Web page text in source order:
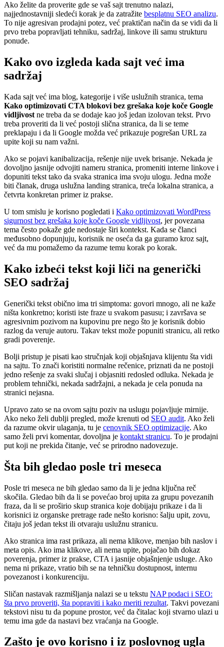
Ako želite da proverite gde se vaš sajt trenutno nalazi,
najjednostavniji sledeći korak je da zatražite besplatnu SEO analizu.
To nije agresivan prodajni potez, već praktičan način da se vidi da li
prvo treba popravljati tehniku, sadržaj, linkove ili samu strukturu
ponude.
Kako ovo izgleda kada sajt već ima
sadržaj
Kada sajt već ima blog, kategorije i više uslužnih stranica, tema
Kako optimizovati CTA blokovi bez grešaka koje koče Google
vidljivost ne treba da se dodaje kao još jedan izolovan tekst. Prvo
treba proveriti da li već postoji slična stranica, da li se teme
preklapaju i da li Google možda već prikazuje pogrešan URL za
upite koji su nam važni.
Ako se pojavi kanibalizacija, rešenje nije uvek brisanje. Nekada je
dovoljno jasnije odvojiti nameru stranica, promeniti interne linkove i
dopuniti tekst tako da svaka stranica ima svoju ulogu. Jedna može
biti članak, druga uslužna landing stranica, treća lokalna stranica, a
četvrta konkretan primer iz prakse.
U tom smislu je korisno pogledati i Kako optimizovati WordPress
sigurnost bez grešaka koje koče Google vidljivost, jer povezana
tema često pokaže gde nedostaje širi kontekst. Kada se članci
međusobno dopunjuju, korisnik ne oseća da ga guramo kroz sajt,
već da mu pomažemo da razume temu korak po korak.
Kako izbeći tekst koji liči na generički
SEO sadržaj
Generički tekst obično ima tri simptoma: govori mnogo, ali ne kaže
ništa konkretno; koristi iste fraze u svakom pasusu; i završava se
agresivnim pozivom na kupovinu pre nego što je korisnik dobio
razlog da veruje autoru. Takav tekst može popuniti stranicu, ali retko
gradi poverenje.
Bolji pristup je pisati kao stručnjak koji objašnjava klijentu šta vidi
na sajtu. To znači koristiti normalne rečenice, priznati da ne postoji
jedno rešenje za svaki slučaj i objasniti redosled odluka. Nekada je
problem tehnički, nekada sadržajni, a nekada je cela ponuda na
stranici nejasna.
Upravo zato se na ovom sajtu poziv na uslugu pojavljuje mirnije.
Ako neko želi dublji pregled, može krenuti od SEO audit. Ako želi
da razume okvir ulaganja, tu je cenovnik SEO optimizacije. Ako
samo želi prvi komentar, dovoljna je kontakt stranicu. To je prodajni
put koji ne prekida čitanje, već se prirodno nadovezuje.
Šta bih gledao posle tri meseca
Posle tri meseca ne bih gledao samo da li je jedna ključna reč
skočila. Gledao bih da li se povećao broj upita za grupu povezanih
fraza, da li se proširio skup stranica koje dobijaju prikaze i da li
korisnici iz organske pretrage rade nešto korisno: šalju upit, zovu,
čitaju još jedan tekst ili otvaraju uslužnu stranicu.
Ako stranica ima rast prikaza, ali nema klikove, menjao bih naslov i
meta opis. Ako ima klikove, ali nema upite, pojačao bih dokaz
poverenja, primer iz prakse, CTA i jasnije objašnjenje usluge. Ako
nema ni prikaze, vratio bih se na tehničku dostupnost, internu
povezanost i konkurenciju.
Sličan nastavak razmišljanja nalazi se u tekstu NAP podaci i SEO:
šta prvo proveriti, šta popraviti i kako meriti rezultat. Takvi povezani
tekstovi nisu tu da popune prostor, već da čitalac koji stvarno ulazi u
temu ima gde da nastavi bez vraćanja na Google.
Zašto je ovo korisno i iz poslovnog ugla